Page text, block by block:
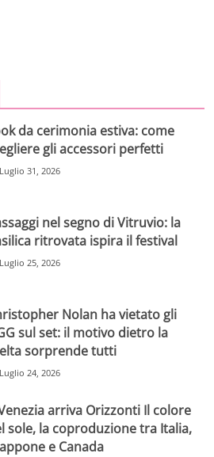
da cerimonia estiva: come
gli accessori perfetti
Luglio 31, 2026
nel segno di Vitruvio: la
ritrovata ispira il festival
Luglio 25, 2026
Nolan ha vietato gli
sul set: il motivo dietro la
sorprende tutti
Luglio 24, 2026
arriva Orizzonti Il colore
sole, la coproduzione tra Italia,
e Canada